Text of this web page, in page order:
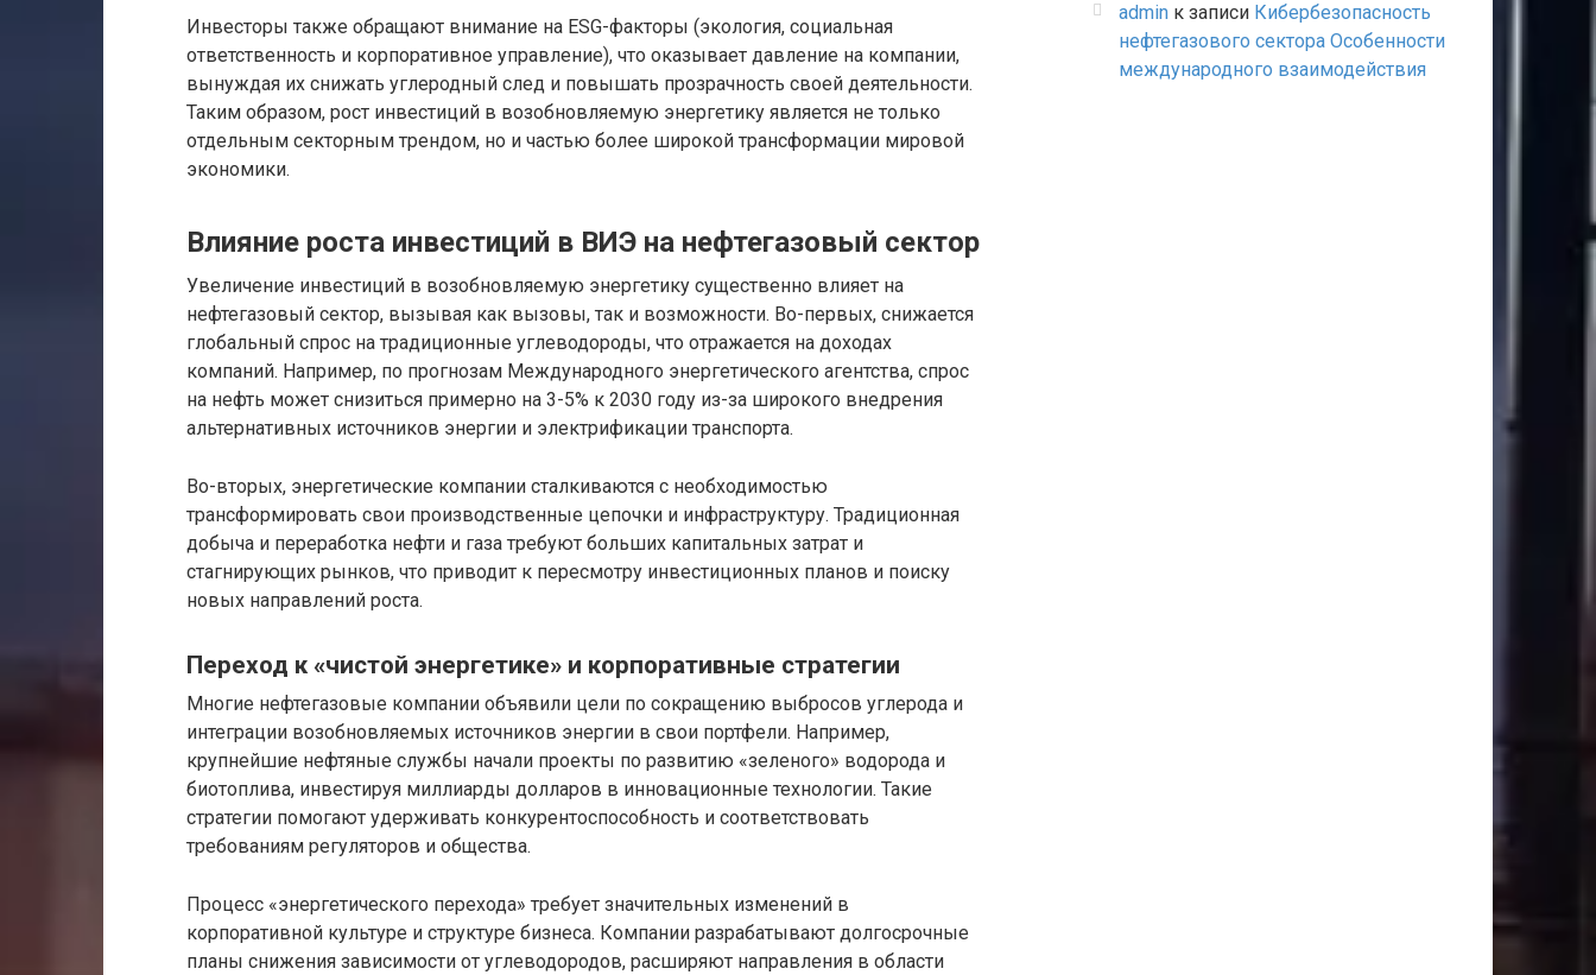
Инвесторы также обращают внимание на ESG-факторы (экология, социальная
ответственность и корпоративное управление), что оказывает давление на компании,
вынуждая их снижать углеродный след и повышать прозрачность своей деятельности.
Таким образом, рост инвестиций в возобновляемую энергетику является не только
отдельным секторным трендом, но и частью более широкой трансформации мировой
экономики.
Влияние роста инвестиций в ВИЭ на нефтегазовый сектор
Увеличение инвестиций в возобновляемую энергетику существенно влияет на
нефтегазовый сектор, вызывая как вызовы, так и возможности. Во-первых, снижается
глобальный спрос на традиционные углеводороды, что отражается на доходах
компаний. Например, по прогнозам Международного энергетического агентства, спрос
на нефть может снизиться примерно на 3-5% к 2030 году из-за широкого внедрения
альтернативных источников энергии и электрификации транспорта.
Во-вторых, энергетические компании сталкиваются с необходимостью
трансформировать свои производственные цепочки и инфраструктуру. Традиционная
добыча и переработка нефти и газа требуют больших капитальных затрат и
стагнирующих рынков, что приводит к пересмотру инвестиционных планов и поиску
новых направлений роста.
Переход к «чистой энергетике» и корпоративные стратегии
Многие нефтегазовые компании объявили цели по сокращению выбросов углерода и
интеграции возобновляемых источников энергии в свои портфели. Например,
крупнейшие нефтяные службы начали проекты по развитию «зеленого» водорода и
биотоплива, инвестируя миллиарды долларов в инновационные технологии. Такие
стратегии помогают удерживать конкурентоспособность и соответствовать
требованиям регуляторов и общества.
Процесс «энергетического перехода» требует значительных изменений в
корпоративной культуре и структуре бизнеса. Компании разрабатывают долгосрочные
планы снижения зависимости от углеводородов, расширяют направления в области
admin к записи Кибербезопасность
нефтегазового сектора Особенности
международного взаимодействия